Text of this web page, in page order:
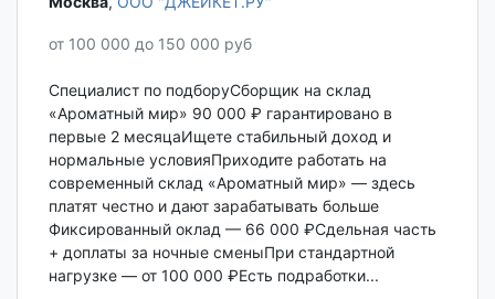
от 100 000 до 150 000 руб
Специалист по подборуСборщик на склад
«Ароматный мир» 90 000 ₽ гарантировано в
первые 2 месяцаИщете стабильный доход и
нормальные условияПриходите работать на
современный склад «Ароматный мир» — здесь
платят честно и дают зарабатывать больше
Фиксированный оклад — 66 000 ₽Сдельная часть
+ доплаты за ночные сменыПри стандартной
нагрузке — от 100 000 ₽Есть подработки...